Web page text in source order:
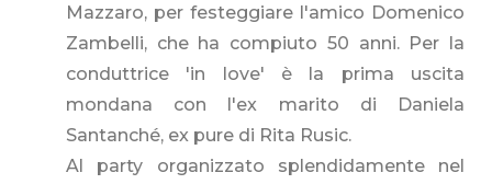
Mazzaro, per festeggiare l'amico Domenico
Zambelli, che ha compiuto 50 anni. Per la
conduttrice 'in love' è la prima uscita
mondana con l'ex marito di Daniela
Santanché, ex pure di Rita Rusic.
Al party organizzato splendidamente nel